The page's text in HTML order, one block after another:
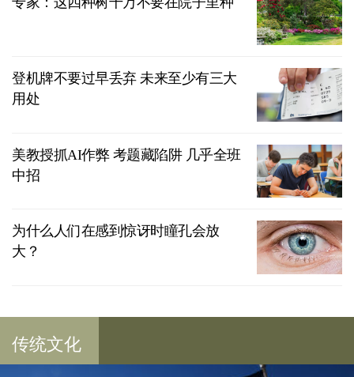
登机牌不要过早丢弃 未来至少有三大
用处
美教授抓AI作弊 考题藏陷阱 几乎全班
中招
为什么人们在感到惊讶时瞳孔会放
大？
传统文化